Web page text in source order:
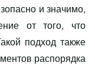
и значимо,
от того, что
подход также
распорядка